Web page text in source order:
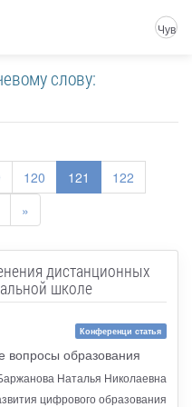
Чув
слову:
120 121
122
»
дистанционных
школе
Конференци статья
вопросы образования
Наталья Николаевна
цифрового образования